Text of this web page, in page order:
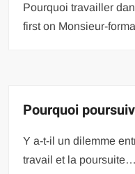
Pourquoi travailler
first on Monsieur-
Pourquoi
Y a-t-il un dilemme
travail et la